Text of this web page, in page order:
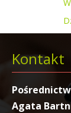
Kontakt
Agata